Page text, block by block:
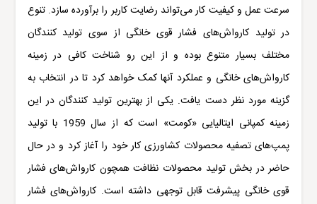
سرعت عمل و کیفیت کار می‌تواند رضایت کاربر را برآورده سازد. تنوع
در تولید کارواش‌های فشار قوی خانگی از سوی تولید کنندگان
مختلف بسیار متنوع بوده و از این رو شناخت کافی در زمینه
کارواش‌های خانگی و عملکرد آنها کمک خواهد کرد تا در انتخاب به
گزینه مورد نظر دست یافت. یکی از بهترین تولید کنندگان در این
زمینه کمپانی ایتالیایی «کومت» است که از سال 1959 با تولید
پمپ‌های تصفیه محصولات کشاورزی کار خود را آغاز کرد و در حال
حاضر در بخش تولید محصولات نظافت همچون کارواش‌های فشار
قوی خانگی پیشرفت قابل توجهی داشته است. کارواش‌های فشار